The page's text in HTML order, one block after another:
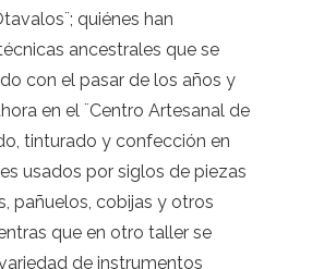
quiénes han
ancestrales que se
con el pasar de los años y
en el ¨Centro Artesanal de
tinturado y confección en
usados por siglos de piezas
pañuelos, cobijas y otros
que en otro taller se
de instrumentos